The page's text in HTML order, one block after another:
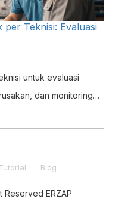
Teknisi: Evaluasi
untuk evaluasi
dan monitoring
sistem ERP Erzap.
Blog
Reserved ERZAP